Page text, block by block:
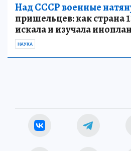
Над СССР военные
пришельцев: как страна
искала и изучала
НАУКА